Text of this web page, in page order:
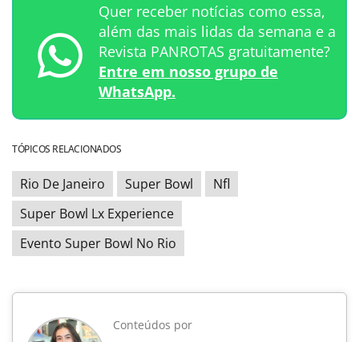
Quer receber notícias como essa,
além das mais lidas da semana e a
Revista PANROTAS gratuitamente?
Entre em nosso grupo de
WhatsApp.
TÓPICOS RELACIONADOS
Rio De Janeiro Super Bowl
Nfl
Super Bowl Lx Experience
Evento Super Bowl No Rio
Conteúdos por